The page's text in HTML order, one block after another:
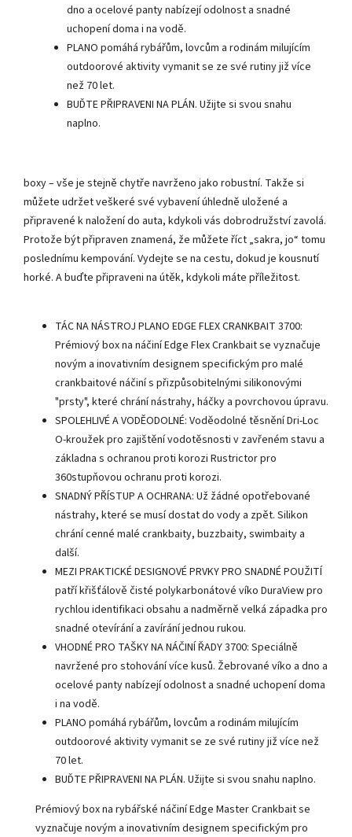
dno a ocelové panty nabízejí odolnost a snadné
uchopení doma i na vodě.
PLANO pomáhá rybářům, lovcům a rodinám milujícím
outdoorové aktivity vymanit se ze své rutiny již více
než 70 let.
BUĎTE PŘIPRAVENI NA PLÁN. Užijte si svou snahu
naplno.
boxy – vše je stejně chytře navrženo jako robustní. Takže si
můžete udržet veškeré své vybavení úhledně uložené a
připravené k naložení do auta, kdykoli vás dobrodružství zavolá.
Protože být připraven znamená, že můžete říct „sakra, jo“ tomu
poslednímu kempování. Vydejte se na cestu, dokud je kousnutí
horké. A buďte připraveni na útěk, kdykoli máte příležitost.
TÁC NA NÁSTROJ PLANO EDGE FLEX CRANKBAIT 3700:
Prémiový box na náčiní Edge Flex Crankbait se vyznačuje
novým a inovativním designem specifickým pro malé
crankbaitové náčiní s přizpůsobitelnými silikonovými
"prsty", které chrání nástrahy, háčky a povrchovou úpravu.
SPOLEHLIVÉ A VODĚODOLNÉ: Voděodolné těsnění Dri-Loc
O-kroužek pro zajištění vodotěsnosti v zavřeném stavu a
základna s ochranou proti korozi Rustrictor pro
360stupňovou ochranu proti korozi.
SNADNÝ PŘÍSTUP A OCHRANA: Už žádné opotřebované
nástrahy, které se musí dostat do vody a zpět. Silikon
chrání cenné malé crankbaity, buzzbaity, swimbaity a
další.
MEZI PRAKTICKÉ DESIGNOVÉ PRVKY PRO SNADNÉ POUŽITÍ
patří křišťálově čisté polykarbonátové víko DuraView pro
rychlou identifikaci obsahu a nadměrně velká západka pro
snadné otevírání a zavírání jednou rukou.
VHODNÉ PRO TAŠKY NA NÁČINÍ ŘADY 3700: Speciálně
navržené pro stohování více kusů. Žebrované víko a dno a
ocelové panty nabízejí odolnost a snadné uchopení doma
i na vodě.
PLANO pomáhá rybářům, lovcům a rodinám milujícím
outdoorové aktivity vymanit se ze své rutiny již více než
70 let.
BUĎTE PŘIPRAVENI NA PLÁN. Užijte si svou snahu naplno.
Prémiový box na rybářské náčiní Edge Master Crankbait se
vyznačuje novým a inovativním designem specifickým pro